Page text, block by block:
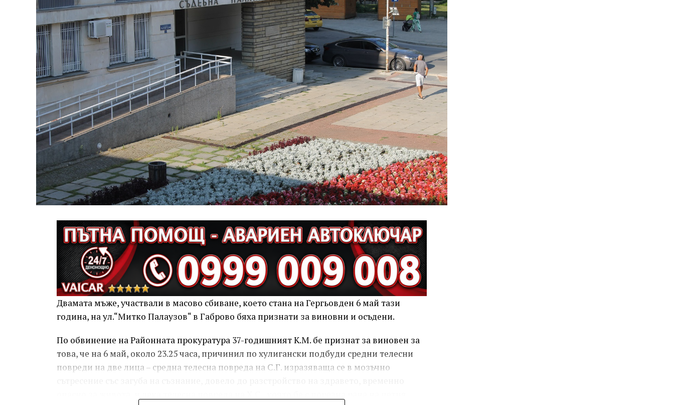
Двамата мъже, участвали в масово сбиване, което стана на Гергьовден 6 май тази
година, на ул.“Митко Палаузов“ в Габрово бяха признати за виновни и осъдени.
По обвинение на Районната прокуратура 37-годишният К.М. бе признат за виновен за
това, че на 6 май, около 23.25 часа, причинил по хулигански подбуди средни телесни
повреди на две лица – средна телесна повреда на С.Г. изразяваща се в мозъчно